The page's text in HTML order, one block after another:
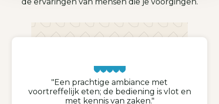
"Een prachtige ambiance met
voortreffelijk eten; de bediening is vlot en
met kennis van zaken."